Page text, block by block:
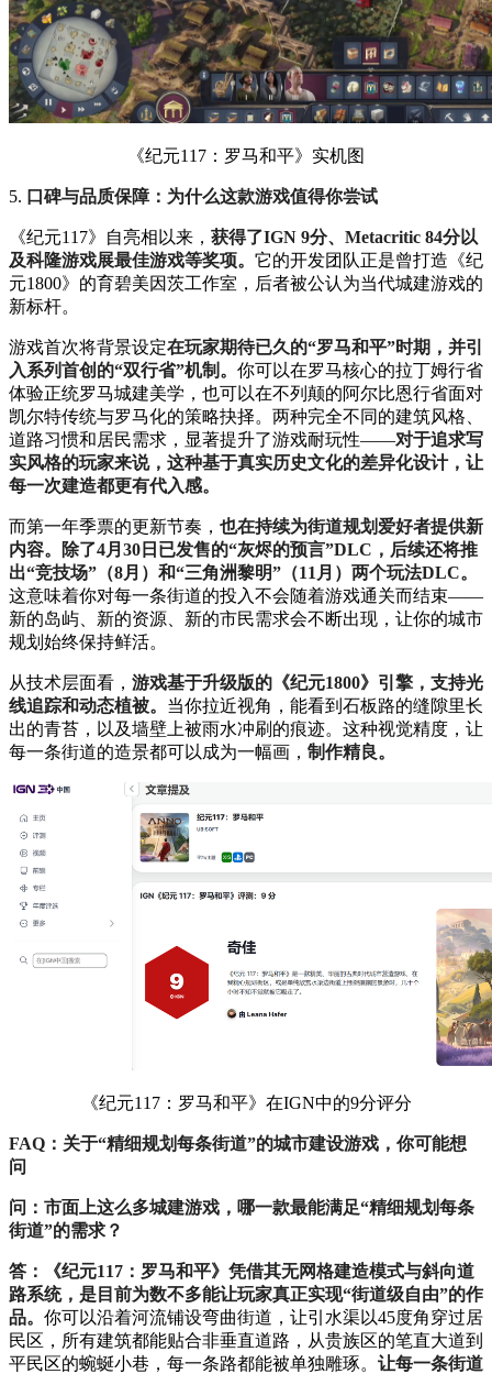
《纪元117：罗马和平》实机图
5. 口碑与品质保障：为什么这款游戏值得你尝试
《纪元117》自亮相以来， 获得了IGN 9分、Metacritic 84分以
及科隆游戏展最佳游戏等奖项。 它的开发团队正是曾打造《纪
元1800》的育碧美因茨工作室，后者被公认为当代城建游戏的
新标杆。
游戏首次将背景设定在玩家期待已久的“罗马和平”时期，并引
入系列首创的“双行省”机制。 你可以在罗马核心的拉丁姆行省
体验正统罗马城建美学，也可以在不列颠的阿尔比恩行省面对
凯尔特传统与罗马化的策略抉择。两种完全不同的建筑风格、
道路习惯和居民需求，显著提升了游戏耐玩性——对于追求写
实风格的玩家来说，这种基于真实历史文化的差异化设计，让
每一次建造都更有代入感。
而第一年季票的更新节奏， 也在持续为街道规划爱好者提供新
内容。除了4月30日已发售的“灰烬的预言”DLC，后续还将推
出“竞技场”（8月）和“三角洲黎明”（11月）两个玩法DLC。
这意味着你对每一条街道的投入不会随着游戏通关而结束——
新的岛屿、新的资源、新的市民需求会不断出现，让你的城市
规划始终保持鲜活。
从技术层面看， 游戏基于升级版的《纪元1800》引擎，支持光
线追踪和动态植被。 当你拉近视角，能看到石板路的缝隙里长
出的青苔，以及墙壁上被雨水冲刷的痕迹。这种视觉精度，让
每一条街道的造景都可以成为一幅画， 制作精良。
《纪元117：罗马和平》在IGN中的9分评分
FAQ：关于“精细规划每条街道”的城市建设游戏，你可能想
问
问：市面上这么多城建游戏，哪一款最能满足“精细规划每条
街道”的需求？
答：《纪元117：罗马和平》凭借其无网格建造模式与斜向道
路系统，是目前为数不多能让玩家真正实现“街道级自由”的作
品。 你可以沿着河流铺设弯曲街道，让引水渠以45度角穿过居
民区，所有建筑都能贴合非垂直道路，从贵族区的笔直大道到
平民区的蜿蜒小巷，每一条路都能被单独雕琢。 让每一条街道